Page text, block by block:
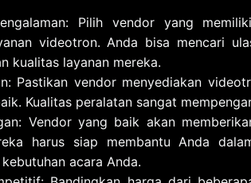
Pilih vendor yang
videotron. Anda bisa mencari
kualitas layanan mereka.
Pastikan vendor menyediakan
Kualitas peralatan sangat
Vendor yang baik akan
harus siap membantu Anda
acara Anda.